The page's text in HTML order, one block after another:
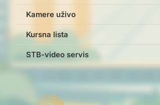
Kamere uživo
Kursna lista
STB-video servis